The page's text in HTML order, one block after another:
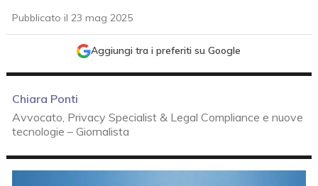
Pubblicato il 23 mag 2025
Aggiungi tra i preferiti su Google
Chiara Ponti
Avvocato, Privacy Specialist & Legal Compliance e nuove
tecnologie – Giornalista